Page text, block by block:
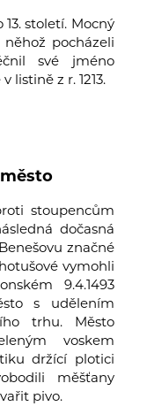
století. Mocný
něhož pocházeli
své jméno
listině z r. 1213.
stoupencům
dočasná
značné
vymohli
9.4.1493
s udělením
trhu. Město
voskem
držící plotici
měšťany
pivo.